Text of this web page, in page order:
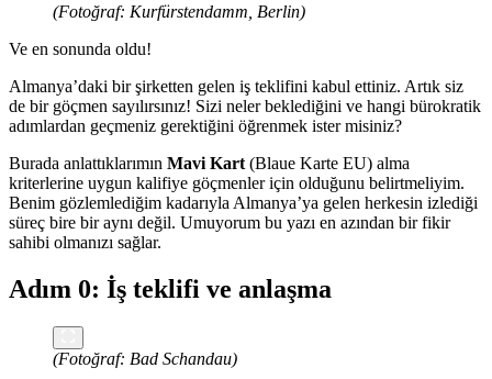
(Fotoğraf: Kurfürstendamm, Berlin)
Ve en sonunda oldu!
Almanya’daki bir şirketten gelen iş teklifini kabul ettiniz. Artık siz
de bir göçmen sayılırsınız! Sizi neler beklediğini ve hangi bürokratik
adımlardan geçmeniz gerektiğini öğrenmek ister misiniz?
Burada anlattıklarımın Mavi Kart (Blaue Karte EU) alma
kriterlerine uygun kalifiye göçmenler için olduğunu belirtmeliyim.
Benim gözlemlediğim kadarıyla Almanya’ya gelen herkesin izlediği
süreç bire bir aynı değil. Umuyorum bu yazı en azından bir fikir
sahibi olmanızı sağlar.
Adım 0: İş teklifi ve anlaşma
(Fotoğraf: Bad Schandau)